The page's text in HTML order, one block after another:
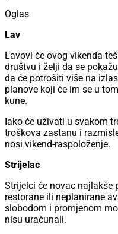
Oglas
Lav
Lavovi će ovog vikenda
društvu i želji da se
da će potrošiti više na
planove koji će im se u
kune.
Iako će uživati u svakom
troškova zastanu i
nosi vikend-raspoloženje.
Strijelac
Strijelci će novac najlakše
restorane ili neplanirane
slobodom i promjenom
nisu uračunali.